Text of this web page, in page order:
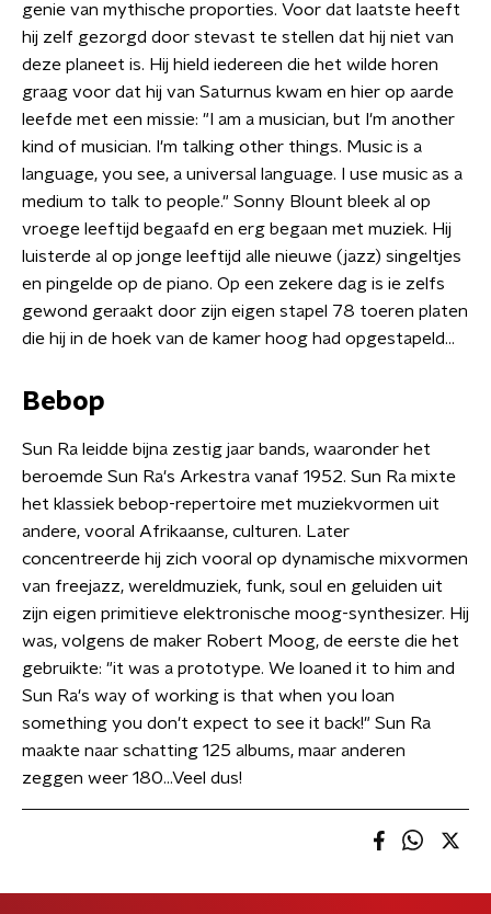
genie van mythische proporties. Voor dat laatste heeft
hij zelf gezorgd door stevast te stellen dat hij niet van
deze planeet is. Hij hield iedereen die het wilde horen
graag voor dat hij van Saturnus kwam en hier op aarde
leefde met een missie: "I am a musician, but I'm another
kind of musician. I'm talking other things. Music is a
language, you see, a universal language. I use music as a
medium to talk to people." Sonny Blount bleek al op
vroege leeftijd begaafd en erg begaan met muziek. Hij
luisterde al op jonge leeftijd alle nieuwe (jazz) singeltjes
en pingelde op de piano. Op een zekere dag is ie zelfs
gewond geraakt door zijn eigen stapel 78 toeren platen
die hij in de hoek van de kamer hoog had opgestapeld...
Bebop
Sun Ra leidde bijna zestig jaar bands, waaronder het
beroemde Sun Ra's Arkestra vanaf 1952. Sun Ra mixte
het klassiek bebop-repertoire met muziekvormen uit
andere, vooral Afrikaanse, culturen. Later
concentreerde hij zich vooral op dynamische mixvormen
van freejazz, wereldmuziek, funk, soul en geluiden uit
zijn eigen primitieve elektronische moog-synthesizer. Hij
was, volgens de maker Robert Moog, de eerste die het
gebruikte: "it was a prototype. We loaned it to him and
Sun Ra's way of working is that when you loan
something you don't expect to see it back!" Sun Ra
maakte naar schatting 125 albums, maar anderen
zeggen weer 180...Veel dus!